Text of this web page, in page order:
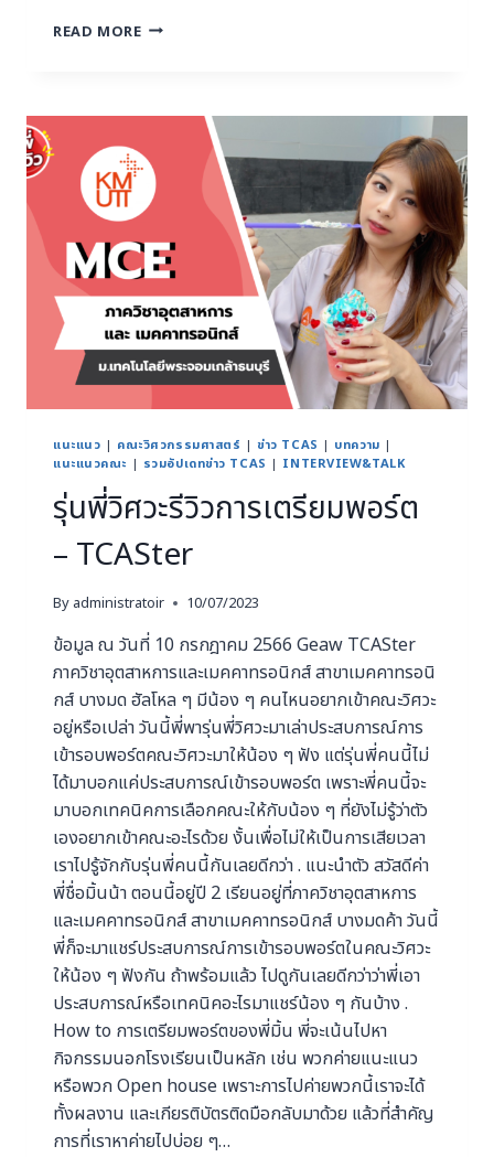
READ MORE
แนะแนว | คณะวิศวกรรมศาสตร์ |ข่าว TCAS | บทความ |
แนะแนวคณะ | รวมอัปเดทข่าว TCAS | INTERVIEW&TALK
รุ่นพี่วิศวะรีวิวการเตรียมพอร์ต
– TCASter
By administratoir 10/07/2023
ข้อมูล ณ วันที่ 10 กรกฎาคม 2566 Geaw TCASter
ภาควิชาอุตสาหการและเมคคาทรอนิกส์ สาขาเมคคาทรอนิ
กส์ บางมด ฮัลโหล ๆ มีน้อง ๆ คนไหนอยากเข้าคณะวิศวะ
อยู่หรือเปล่า วันนี้พี่พารุ่นพี่วิศวะมาเล่าประสบการณ์การ
เข้ารอบพอร์ตคณะวิศวะมาให้น้อง ๆ ฟัง แต่รุ่นพี่คนนี้ไม่
ได้มาบอกแค่ประสบการณ์เข้ารอบพอร์ต เพราะพี่คนนี้จะ
มาบอกเทคนิคการเลือกคณะให้กับน้อง ๆ ที่ยังไม่รู้ว่าตัว
เองอยากเข้าคณะอะไรด้วย งั้นเพื่อไม่ให้เป็นการเสียเวลา
เราไปรู้จักกับรุ่นพี่คนนี้กันเลยดีกว่า . แนะนำตัว สวัสดีค่า
พี่ชื่อมิ้นน้า ตอนนี้อยู่ปี 2 เรียนอยู่ที่ภาควิชาอุตสาหการ
และเมคคาทรอนิกส์ สาขาเมคคาทรอนิกส์ บางมดค้า วันนี้
พี่ก็จะมาแชร์ประสบการณ์การเข้ารอบพอร์ตในคณะวิศวะ
ให้น้อง ๆ ฟังกัน ถ้าพร้อมแล้ว ไปดูกันเลยดีกว่าว่าพี่เอา
ประสบการณ์หรือเทคนิคอะไรมาแชร์น้อง ๆ กันบ้าง .
How to การเตรียมพอร์ตของพี่มิ้น พี่จะเน้นไปหา
กิจกรรมนอกโรงเรียนเป็นหลัก เช่น พวกค่ายแนะแนว
หรือพวก Open house เพราะการไปค่ายพวกนี้เราจะได้
ทั้งผลงาน และเกียรติบัตรติดมือกลับมาด้วย แล้วที่สำคัญ
การที่เราหาค่ายไปบ่อย ๆ…